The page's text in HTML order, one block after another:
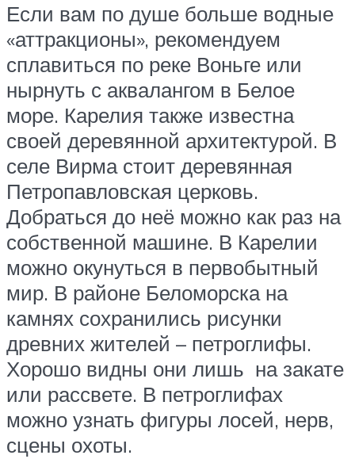
Если вам по душе больше водные
«аттракционы», рекомендуем
сплавиться по реке Воньге или
нырнуть с аквалангом в Белое
море. Карелия также известна
своей деревянной архитектурой. В
селе Вирма стоит деревянная
Петропавловская церковь.
Добраться до неё можно как раз на
собственной машине. В Карелии
можно окунуться в первобытный
мир. В районе Беломорска на
камнях сохранились рисунки
древних жителей – петроглифы.
Хорошо видны они лишь на закате
или рассвете. В петроглифах
можно узнать фигуры лосей, нерв,
сцены охоты.